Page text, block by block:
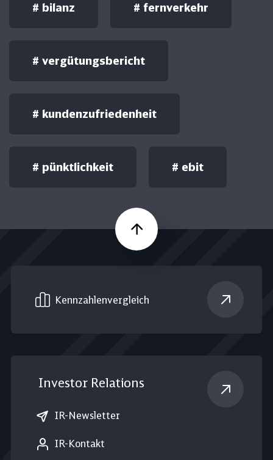
# bilanz # fernverkehr
# vergütungsbericht
# kundenzufriedenheit
# pünktlichkeit # ebit
Nach oben
Kennzahlen­vergleich
Investor Relations
IR-Newsletter
IR-Kontakt